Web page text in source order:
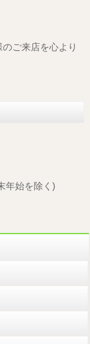
ご来店を心より
年始を除く)